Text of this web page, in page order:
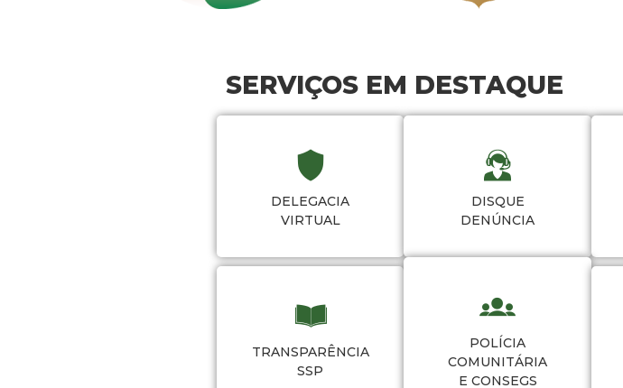
SERVIÇOS EM DESTAQUE
DELEGACIA
VIRTUAL
DISQUE
DENÚNCIA
TRANSPARÊNCIA
SSP
POLÍCIA
COMUNITÁRIA
E CONSEGS